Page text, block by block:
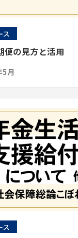
ス
便の見方と活用
月
ス